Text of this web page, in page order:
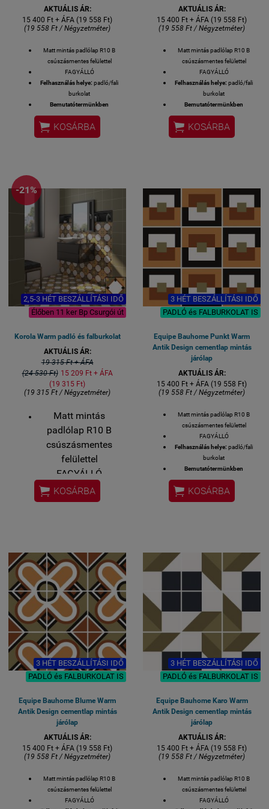
AKTUÁLIS ÁR:
15 400 Ft + ÁFA (19 558 Ft)
(19 558 Ft / Négyzetméter)
Matt mintás padlólap R10 B
csúszásmentes felülettel
FAGYÁLLÓ
Felhasználás helye: padló/fali
burkolat
Bemutatótermünkben
megtekinthető!
Felülete:MATT
Méret: 20x20 cm
1 M2 / GYÁRI KISZERELÉS / 25
 KOSÁRBA
AKTUÁLIS ÁR:
15 400 Ft + ÁFA (19 558 Ft)
(19 558 Ft / Négyzetméter)
Matt mintás padlólap R10 B
csúszásmentes felülettel
FAGYÁLLÓ
Felhasználás helye: padló/fali
burkolat
Bemutatótermünkben
megtekinthető!
Felülete:MATT
Méret: 20x20 cm
 KOSÁRBA
-21%
2,5-3 HÉT BESZÁLLÍTÁSI IDŐ
Élőben 11 ker Bp Csurgói út
Korola Warm padló és falburkolat
AKTUÁLIS ÁR:
19 315 Ft + ÁFA
(24 530 Ft) 15 209 Ft + ÁFA
(19 315 Ft)
(19 315 Ft / Négyzetméter)
Matt mintás
padlólap R10 B
csúszásmentes
felülettel
FAGYÁLLÓ
Felhasználás
helye:padló/fali
Felülete:MATT
Méret: 20x20 cm
MADE IN SPAIN
Készlethiány
esetén 2-3 hét
szállítási idő.
1 M2 / GYÁRI
KISZERELÉS / 25
DB / 18 KG
 KOSÁRBA
3 HÉT BESZÁLLÍTÁSI IDŐ
PADLÓ és FALBURKOLAT IS
Equipe Bauhome Punkt Warm
Antik Design cementlap mintás
járólap
AKTUÁLIS ÁR:
15 400 Ft + ÁFA (19 558 Ft)
(19 558 Ft / Négyzetméter)
Matt mintás padlólap R10 B
csúszásmentes felülettel
FAGYÁLLÓ
Felhasználás helye: padló/fali
burkolat
Bemutatótermünkben
megtekinthető!
Felülete:MATT
Méret: 20x20 cm
 KOSÁRBA
3 HÉT BESZÁLLÍTÁSI IDŐ
PADLÓ és FALBURKOLAT IS
Equipe Bauhome Blume Warm
Antik Design cementlap mintás
járólap
AKTUÁLIS ÁR:
15 400 Ft + ÁFA (19 558 Ft)
(19 558 Ft / Négyzetméter)
Matt mintás padlólap R10 B
csúszásmentes felülettel
FAGYÁLLÓ
3 HÉT BESZÁLLÍTÁSI IDŐ
PADLÓ és FALBURKOLAT IS
Equipe Bauhome Karo Warm
Antik Design cementlap mintás
járólap
AKTUÁLIS ÁR:
15 400 Ft + ÁFA (19 558 Ft)
(19 558 Ft / Négyzetméter)
Matt mintás padlólap R10 B
csúszásmentes felülettel
FAGYÁLLÓ